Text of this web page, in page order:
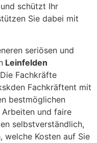
schützt Ihr
Sie dabei mit
seriösen und
Leinfelden
Fachkräfte
Fachkräftent mit
bestmöglichen
und faire
selbstverständlich,
welche Kosten auf Sie